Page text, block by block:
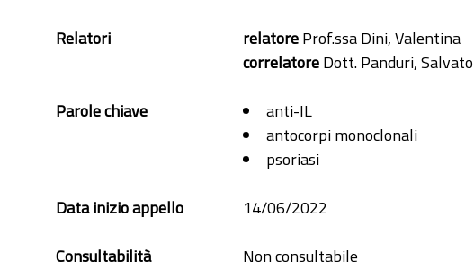
Relatori
relatoreProf.ssa Dini, Valentina
correlatoreDott. Panduri,
Parole chiave
anti-IL
antocorpi monoclonali
psoriasi
Data inizio appello
14/06/2022
Consultabilità
Non consultabile